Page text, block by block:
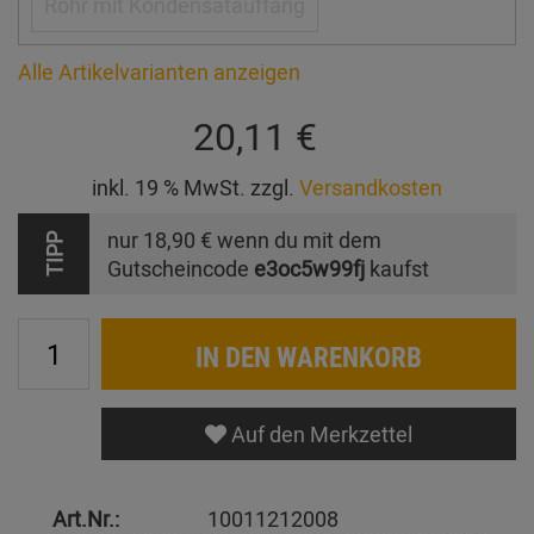
Alle Artikelvarianten anzeigen
20,11 €
inkl. 19 % MwSt. zzgl. Versandkosten
TIPP nur 18,90 € wenn du mit dem
Gutscheincode e3oc5w99fj kaufst
IN DEN WARENKORB
Auf den Merkzettel
Art.Nr.:
10011212008